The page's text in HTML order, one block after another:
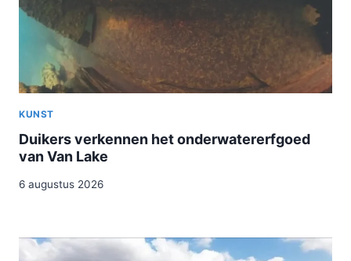
KUNST
Duikers verkennen het onderwatererfgoed
van Van Lake
6 augustus 2026